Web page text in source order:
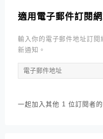
適用電子郵件訂閱
輸入你的電子郵件地址訂
新通知。
電
子
件
一起加入其他 1 位訂閱者